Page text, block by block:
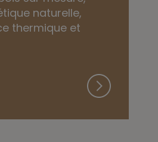
naturelle,
thermique et